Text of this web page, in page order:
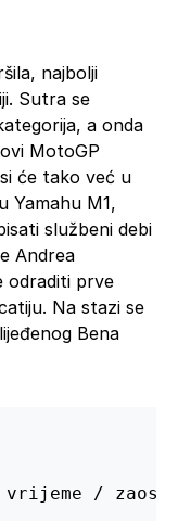
najbolji
Sutra se
a onda
MotoGP
će tako već u
Yamahu M1,
službeni debi
Andrea
odraditi prve
Na stazi se
Bena
vrijeme /